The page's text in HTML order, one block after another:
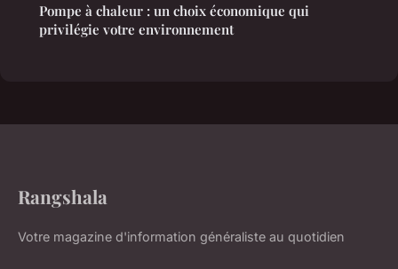
Pompe à chaleur : un choix économique qui
privilégie votre environnement
Rangshala
Votre magazine d'information généraliste au quotidien